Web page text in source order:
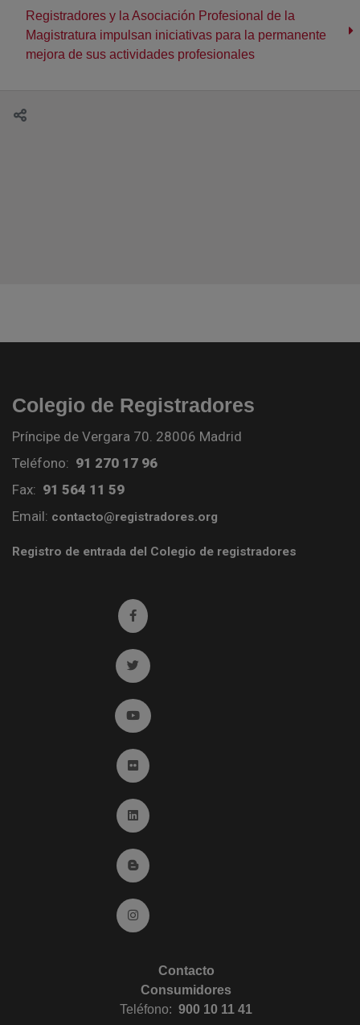
Registradores y la Asociación Profesional de la
Magistratura impulsan iniciativas para la permanente
mejora de sus actividades profesionales
Colegio de Registradores
Príncipe de Vergara 70. 28006 Madrid
Teléfono: 91 270 17 96
Fax: 91 564 11 59
Email: contacto@registradores.org
Registro de entrada del Colegio de registradores
Ir a facebook (abre en ventana nueva)
Ir a twitter (abre en ventana nueva)
Ir a YouTube (abre en ventana nueva)
Ir a Flickr (abre en ventana nueva)
Ir a Linkedin (abre en ventana nueva)
Ir al Blog (abre en ventana nueva)
Ir a Instagram (abre en ventana nueva)
Contacto
Consumidores
Teléfono: 900 10 11 41